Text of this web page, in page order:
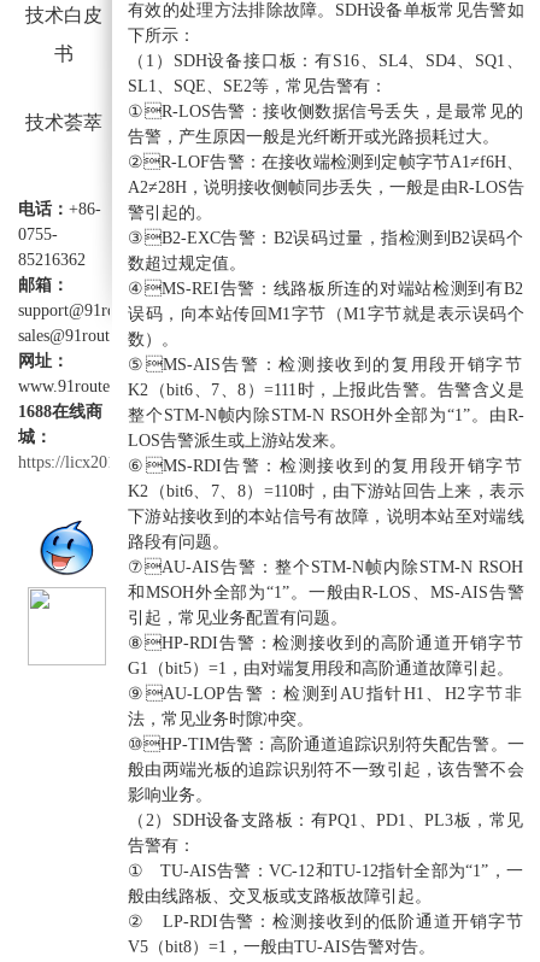
技术白皮
书
技术荟萃
电话：+86-
0755-
85216362
邮箱：
support@91router.com
sales@91router.com
网址：
www.91router.com
1688在线商
城：
https://licx2012.1688.com
有效的处理方法排除故障。SDH设备单板常见告警如
下所示：
（1）SDH设备接口板：有S16、SL4、SD4、SQ1、
SL1、SQE、SE2等，常见告警有：
①R-LOS告警：接收侧数据信号丢失，是最常见的
告警，产生原因一般是光纤断开或光路损耗过大。
②R-LOF告警：在接收端检测到定帧字节A1≠f6H、
A2≠28H，说明接收侧帧同步丢失，一般是由R-LOS告
警引起的。
③B2-EXC告警：B2误码过量，指检测到B2误码个
数超过规定值。
④MS-REI告警：线路板所连的对端站检测到有B2
误码，向本站传回M1字节（M1字节就是表示误码个
数）。
⑤MS-AIS告警：检测接收到的复用段开销字节
K2（bit6、7、8）=111时，上报此告警。告警含义是
整个STM-N帧内除STM-N RSOH外全部为“1”。由R-
LOS告警派生或上游站发来。
⑥MS-RDI告警：检测接收到的复用段开销字节
K2（bit6、7、8）=110时，由下游站回告上来，表示
下游站接收到的本站信号有故障，说明本站至对端线
路段有问题。
⑦AU-AIS告警：整个STM-N帧内除STM-N RSOH
和MSOH外全部为“1”。一般由R-LOS、MS-AIS告警
引起，常见业务配置有问题。
⑧HP-RDI告警：检测接收到的高阶通道开销字节
G1（bit5）=1，由对端复用段和高阶通道故障引起。
⑨AU-LOP告警：检测到AU指针H1、H2字节非
法，常见业务时隙冲突。
⑩HP-TIM告警：高阶通道追踪识别符失配告警。一
般由两端光板的追踪识别符不一致引起，该告警不会
影响业务。
（2）SDH设备支路板：有PQ1、PD1、PL3板，常见
告警有：
① TU-AIS告警：VC-12和TU-12指针全部为“1”，一
般由线路板、交叉板或支路板故障引起。
② LP-RDI告警：检测接收到的低阶通道开销字节
V5（bit8）=1，一般由TU-AIS告警对告。